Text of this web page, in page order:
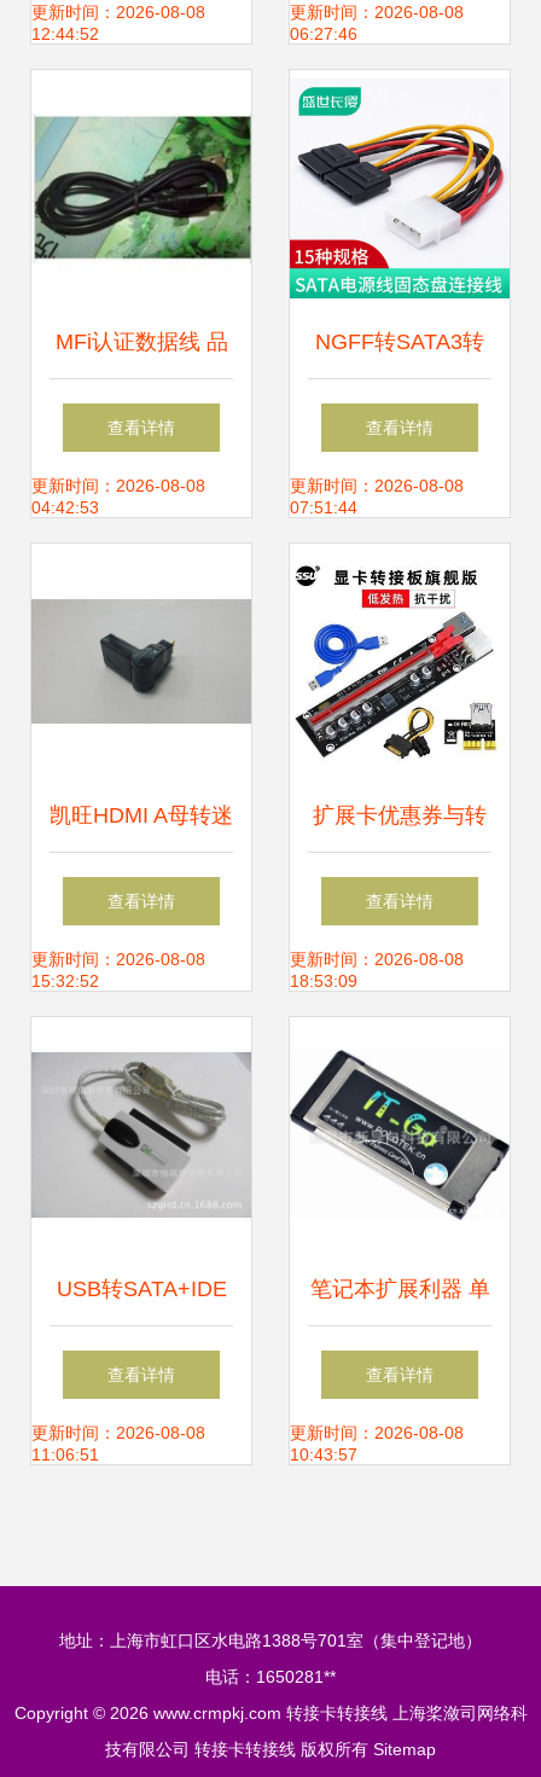
卡与转接线精髓指
更新时间：2026-08-08
12:44:52
效连接，稳定传输
更新时间：2026-08-08
06:27:46
MFi认证数据线 品
质与价值的折中选
择
查看详情
更新时间：2026-08-08
04:42:53
NGFF转SATA3转
接卡 解锁M2固态
硬盘高速读写新体
查看详情
更新时间：2026-08-08
07:51:44
凯旺HDMI A母转迷
你HDMI公头180°
可旋转转接头 灵活
用之选
查看详情
更新时间：2026-08-08
15:32:52
扩展卡优惠券与转
接卡转接线价格解
析
查看详情
更新时间：2026-08-08
18:53:09
USB转SATA+IDE
易驱转接线 格瑞斯
的匠心之作，数据
查看详情
更新时间：2026-08-08
11:06:51
笔记本扩展利器 单
口USB3.0转
Express Card转接
查看详情
更新时间：2026-08-08
10:43:57
地址：上海市虹口区水电路1388号701室（集中登记地）
电话：1650281**
Copyright © 2026 www.crmpkj.com 转接卡转接线
上海桨潋司网络科
技有限公司 转接卡转接线 版权所有 Sitemap